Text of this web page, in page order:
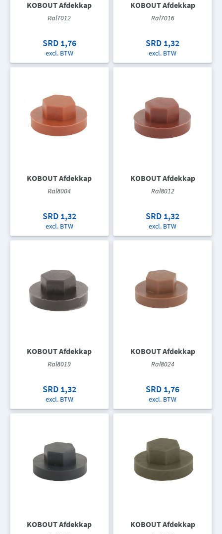
KOBOUT Afdekkap
Ral7012
SRD 1,76
excl. BTW
KOBOUT Afdekkap
Ral7016
SRD 1,32
excl. BTW
KOBOUT Afdekkap
Ral8004
SRD 1,32
excl. BTW
KOBOUT Afdekkap
Ral8012
SRD 1,32
excl. BTW
KOBOUT Afdekkap
Ral8019
SRD 1,32
excl. BTW
KOBOUT Afdekkap
Ral8024
SRD 1,76
excl. BTW
KOBOUT Afdekkap KOBOUT Afdekkap